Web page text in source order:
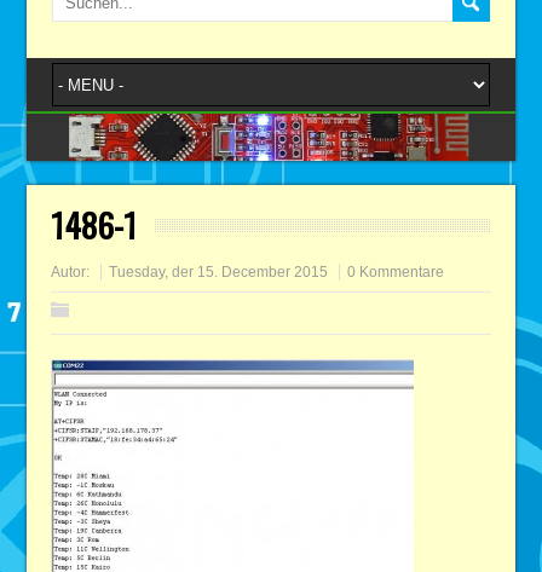
1486-1
Autor: Tuesday, der 15. December 2015 0 Kommentare